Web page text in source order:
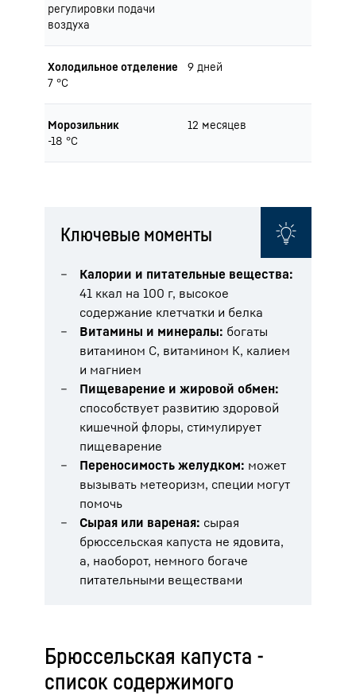
регулировки подачи
воздуха
Холодильное отделение
7 °C
9 дней
Морозильник
-18 °C
12 месяцев
Ключевые моменты
Калории и питательные вещества:
41 ккал на 100 г, высокое
содержание клетчатки и белка
Витамины и минералы: богаты
витамином С, витамином К, калием
и магнием
Пищеварение и жировой обмен:
способствует развитию здоровой
кишечной флоры, стимулирует
пищеварение
Переносимость желудком: может
вызывать метеоризм, специи могут
помочь
Сырая или вареная: сырая
брюссельская капуста не ядовита,
а, наоборот, немного богаче
питательными веществами
Брюссельская капуста -
список содержимого